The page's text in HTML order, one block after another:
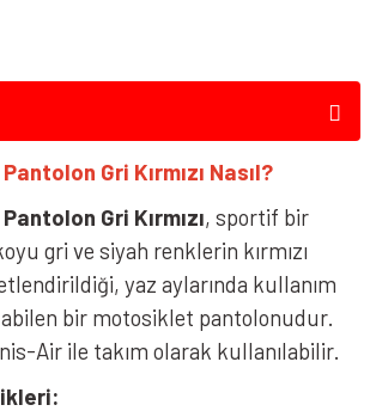
Gri Kırmızı Nasıl?
Gri Kırmızı, sportif bir
gri ve siyah renklerin kırmızı
yaz aylarında kullanım
bir motosiklet pantolonudur.
Air ile takım olarak kullanılabilir.